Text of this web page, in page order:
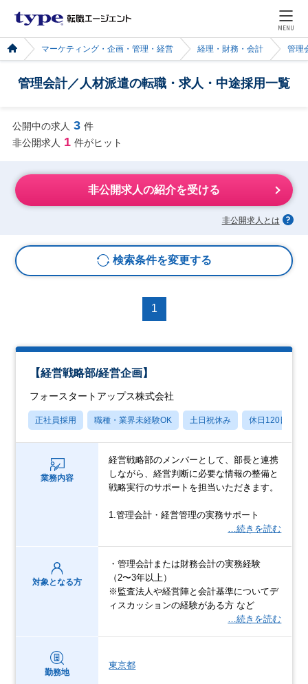
MENU
マーケティング・企画・管理・経営 経理・財務・会計 管理
管理会計／人材派遣の転職・求人・中途採用一覧
公開中の求人 3 件
非公開求人 1 件がヒット
非公開求人の紹介を受ける
非公開求人とは
検索条件を変更する
1
【経営戦略部/経営企画】
フォースタートアップス株式会社
正社員採用 職種・業界未経験OK 土日祝休み 休日120日以上
業務内容
経営戦略部のメンバーとして、部長と連携
しながら、経営判断に必要な情報の整備と
戦略実行のサポートを担当いただきます。
1.管理会計・経営管理の実務サポート
…続きを読む
対象となる方
・管理会計または財務会計の実務経験
（2〜3年以上）
※監査法人や経営陣と会計基準についてデ
ィスカッションの経験がある方 など
…続きを読む
勤務地
東京都